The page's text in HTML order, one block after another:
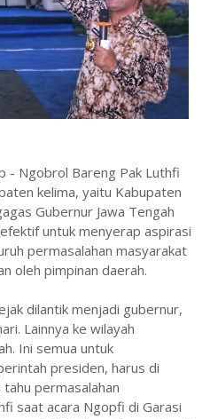
- Ngobrol Bareng Pak Luthfi
kelima, yaitu Kabupaten
Gubernur Jawa Tengah
untuk menyerap aspirasi
permasalahan masyarakat
oleh pimpinan daerah.
dilantik menjadi gubernur,
Lainnya ke wilayah
Ini semua untuk
presiden, harus di
permasalahan
saat acara Ngopfi di Garasi